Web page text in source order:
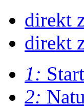
direkt
direkt
1:
2: